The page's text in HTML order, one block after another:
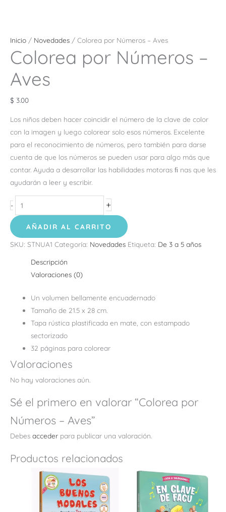
Inicio / Novedades / Colorea por Números – Aves
Colorea por Números –
Aves
$ 3.00
Los niños deben hacer coincidir el número de la clave de color
con la imagen y luego colorear solo esos números. Excelente
para el reconocimiento de números, pero también para darse
cuenta de que los números se pueden usar para algo más que
contar. Ayuda a desarrollar las habilidades motoras ﬁ nas que les
ayudarán a leer y escribir.
- +
AÑADIR AL CARRITO
SKU: STNUA1 Categoría: Novedades Etiqueta: De 3 a 5 años
Descripción
Valoraciones (0)
Un volumen bellamente encuadernado
Tamaño de 21.5 x 28 cm.
Tapa rústica plastificada en mate, con estampado
sectorizado
32 páginas para colorear
Valoraciones
No hay valoraciones aún.
Sé el primero en valorar “Colorea por
Números – Aves”
Debes acceder para publicar una valoración.
Productos relacionados